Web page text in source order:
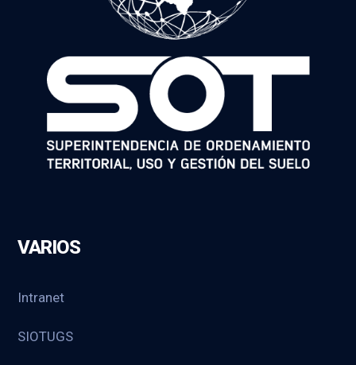
VARIOS
Intranet
SIOTUGS